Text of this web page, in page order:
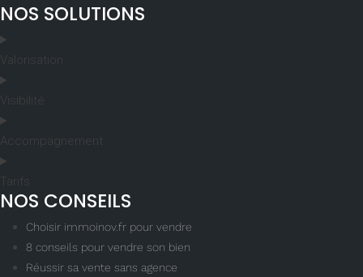
NOS SOLUTIONS
Valorisation
Visibilité
Accompagnement
Tarifs
NOS CONSEILS
Choisir immoinov.fr pour vendre
8 conseils pour vendre son bien
Réussir sa vente sans agence